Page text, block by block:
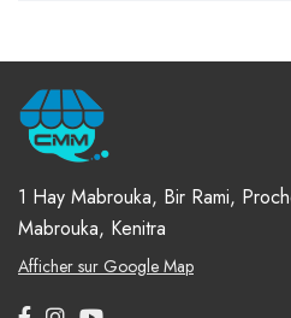
1 Hay Mabrouka, Bir Rami,
Mabrouka, Kenitra
Afficher sur Google Map